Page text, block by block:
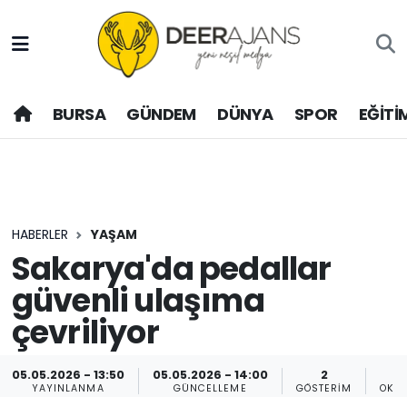
BURSA GÜNDEM DÜNYA SPOR
HABERLER YAŞAM
Sakarya'da pedallar
güvenli ulaşıma
çevriliyor
05.05.2026 - 13:50
YAYINLANMA
05.05.2026 - 14:00
GÜNCELLEME
2
GÖSTERIM
Hava Durumu
Trafik Durumu
Son Dakika Haberleri
Haber Arşivi